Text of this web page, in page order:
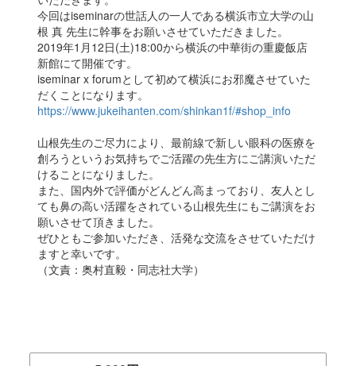
今回はiseminarの世話人の一人である横浜市立大学の山
根 真 先生に幹事をお願いさせていただきました。
2019年1月12日(土)18:00から横浜の中華街の重慶飯店
新館にて開催です。
iseminar x forumとして初めて横浜にお邪魔させていた
だくことになります。
https://www.jukeihanten.com/shinkan1f/#shop_info
山根先生のご尽力により、最前線で新しい眼科の医療を
創ろうというお気持ちでご活躍の先生方にご講演いただ
けることになりました。
また、国内外で評価がどんどん高まっており、友人とし
ても鼻の高い活躍をされている山根先生にもご講演をお
願いさせて頂きました。
ぜひともご参加いただき、活発な交流をさせていただけ
ますと幸いです。
（文責：奥村直毅・同志社大学）